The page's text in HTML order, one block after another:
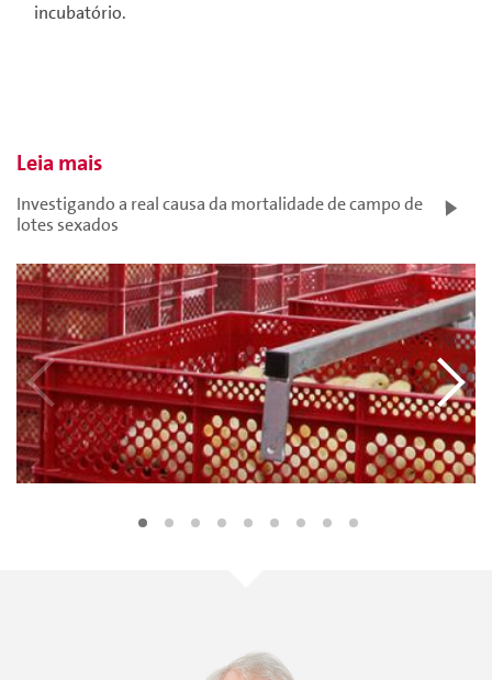
incubatório.
Leia mais
Investigando a real causa da mortalidade de campo de
lotes sexados